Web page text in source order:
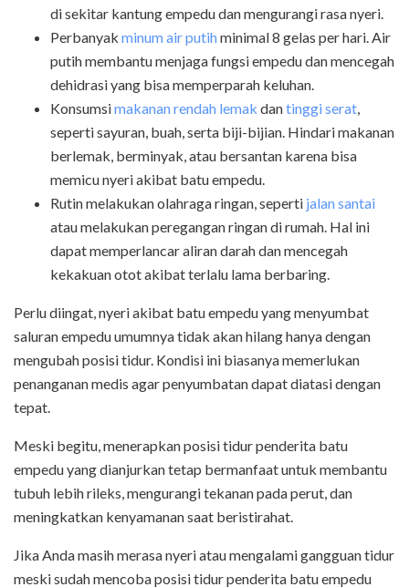
di sekitar kantung empedu dan mengurangi rasa nyeri.
Perbanyak minum air putihminimal 8 gelas per hari. Air
putih membantu menjaga fungsi empedu dan mencegah
dehidrasi yang bisa memperparah keluhan.
Konsumsimakanan rendah lemak dantinggi serat,
seperti sayuran, buah, serta biji-bijian. Hindari makanan
berlemak, berminyak, atau bersantan karena bisa
memicu nyeri akibat batu empedu.
Rutin melakukan olahraga ringan, seperti jalan santai
atau melakukan pereganganringan di rumah. Hal ini
dapat memperlancar aliran darah dan mencegah
kekakuan otot akibat terlalu lama berbaring.
Perlu diingat, nyeri akibat batu empedu yang menyumbat
saluran empedu umumnya tidak akan hilang hanya dengan
mengubah posisi tidur. Kondisi ini biasanya memerlukan
penanganan medis agar penyumbatan dapat diatasi dengan
tepat.
Meski begitu, menerapkan posisi tidur penderita batu
empedu yang dianjurkan tetap bermanfaat untuk membantu
tubuh lebih rileks, mengurangi tekanan pada perut, dan
meningkatkan kenyamanan saat beristirahat.
Jika Anda masih merasa nyeri atau mengalami gangguan tidur
meski sudah mencoba posisi tidur penderita batu empedu